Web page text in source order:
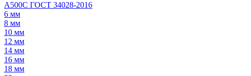
А500С ГОСТ 34028-2016
6 мм
8 мм
10 мм
12 мм
14 мм
16 мм
18 мм